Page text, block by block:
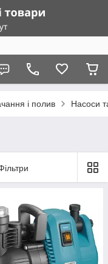
і полив Насоси